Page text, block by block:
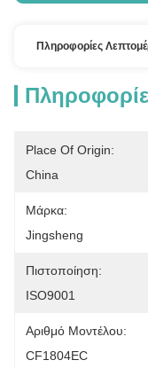
Πληροφορίες
Place Of Origin:
China
Μάρκα:
Jingsheng
Πιστοποίηση:
ISO9001
Αριθμό Μοντέλου:
CF1804EC